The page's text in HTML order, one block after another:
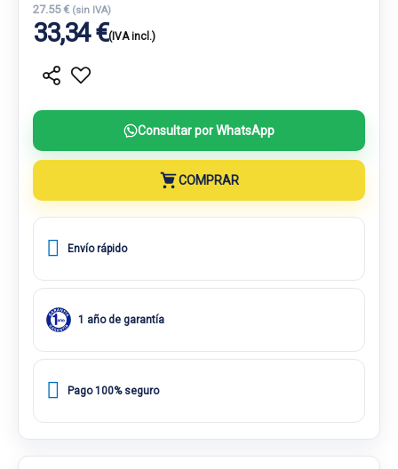
27.55 € (sin IVA)
33,34 €(IVA incl.)
Consultar por WhatsApp
COMPRAR
Envío rápido
1 año de garantía
Pago 100% seguro